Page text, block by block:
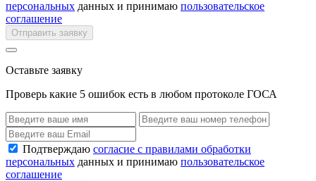
персональных данных и принимаю пользовательское
соглашение
Отправить заявку
Оставьте заявку
Проверь какие 5 ошибок есть в любом протоколе ГОСА
Подтверждаю согласие с правилами обработки
персональных данных и принимаю пользовательское
соглашение